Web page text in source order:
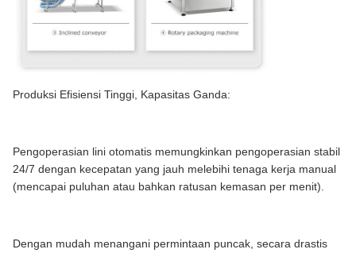
Produksi Efisiensi Tinggi, Kapasitas Ganda:
Pengoperasian lini otomatis memungkinkan pengoperasian stabil
24/7 dengan kecepatan yang jauh melebihi tenaga kerja manual
(mencapai puluhan atau bahkan ratusan kemasan per menit).
Dengan mudah menangani permintaan puncak, secara drastis